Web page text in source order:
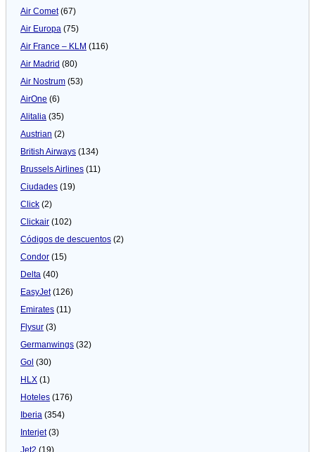
Air Comet(67)
Air Europa (75)
Air France – KLM (116)
Air Madrid (80)
Air Nostrum (53)
AirOne (6)
Alitalia (35)
Austrian (2)
British Airways (134)
Brussels Airlines (11)
Ciudades (19)
Click (2)
Clickair (102)
Códigos de descuentos (2)
Condor (15)
Delta (40)
EasyJet(126)
Emirates (11)
Flysur (3)
Germanwings (32)
Gol (30)
HLX (1)
Hoteles (176)
Iberia (354)
Interjet(3)
Jet2 (19)